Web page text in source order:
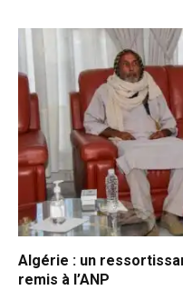
Algérie : un
remis à l’ANP